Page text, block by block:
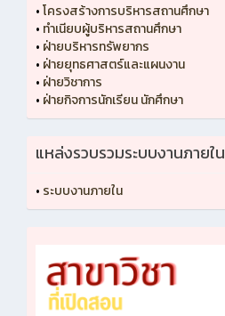
•โครงสร้างการบริหารสถานศึกษา
• ทำเนียบผู้บริหารสถานศึกษา
• ฝ่ายบริหารทรัพยากร
• ฝ่ายยุทธศาสตร์และแผนงาน
• ฝ่ายวิชาการ
• ฝ่ายกิจการนักเรียน นักศึกษา
แหล่งรวบรวมระบบงานภายใน
• ระบบงานภายใน